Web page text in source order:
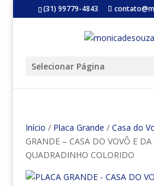
(31) 99779-4843
Selecionar Página
Início / Placa Grande / Casa do
GRANDE – CASA DO VOVÔ E DA
QUADRADINHO COLORIDO